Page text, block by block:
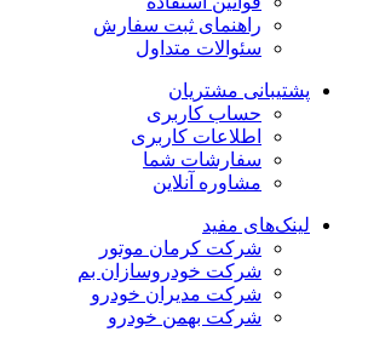
راهنمای ثبت سفارش
سئوالات متداول
پشتیبانی مشتریان
حساب کاربری
اطلاعات کاربری
سفارشات شما
مشاوره آنلاین
لینک‌های مفید
شرکت کرمان موتور
شرکت خودروسازان بم
شرکت مدیران خودرو
شرکت بهمن خودرو